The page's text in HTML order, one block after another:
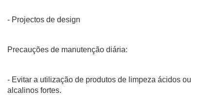
- Projectos de design
Precauções de manutenção diária:
- Evitar a utilização de produtos de limpeza ácidos ou
alcalinos fortes.